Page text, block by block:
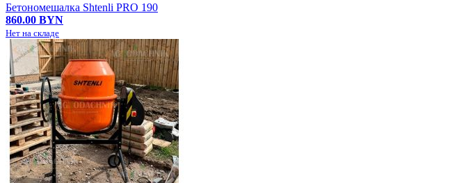
Бетономешалка Shtenli PRO 190
860.00 BYN
Нет на складе